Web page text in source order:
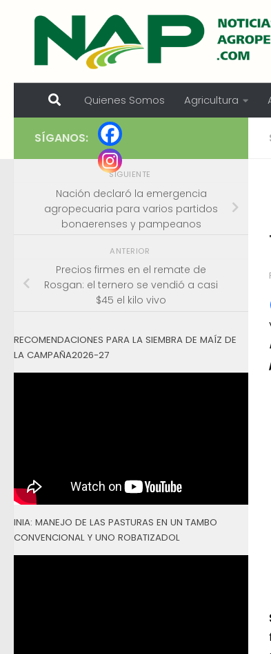
Skip to content
Quienes Somos Agricultura
SÍGANOS:
SIGUIENTE
Nación declaró la emergencia
agropecuaria para varios partidos
bonaerenses y pampeanos
ANTERIOR
Precios firmes en el remate de
Rosgan: el ternero se vendió a casi
$45 el kilo vivo
RECOMENDACIONES PARA LA SIEMBRA DE MAÍZ DE
LA CAMPAÑA2026-27
INIA: MANEJO DE LAS PASTURAS EN UN TAMBO
CONVENCIONAL Y UNO ROBATIZADOL